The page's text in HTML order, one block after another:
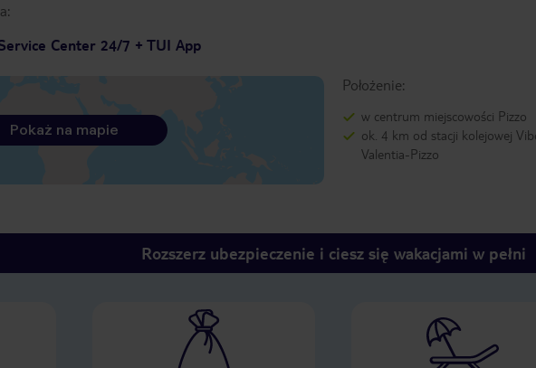
Center 24/7 + TUI App
Położenie:
w centrum miejscowości Pizzo
ok. 4 km od stacji kolejowej
Valentia-Pizzo
Pokaż na mapie
Rozszerz ubezpieczenie i ciesz się wakacjami w pełni